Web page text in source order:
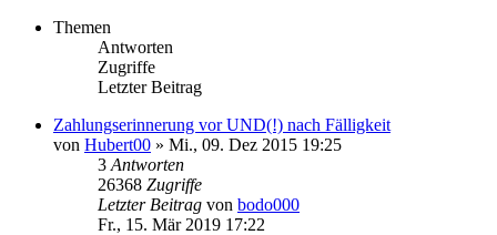
Themen
Antworten
Zugriffe
Letzter Beitrag
Zahlungserinnerung vor UND(!) nach Fälligkeit
von Hubert00 » Mi., 09. Dez 2015 19:25
3 Antworten
26368 Zugriffe
Letzter Beitrag von bodo000
Fr., 15. Mär 2019 17:22